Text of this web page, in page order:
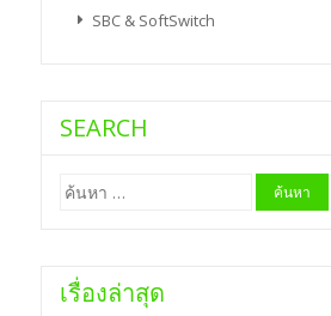
SBC & SoftSwitch
SEARCH
ค้นหา
สำหรับ:
เรื่องล่าสุด